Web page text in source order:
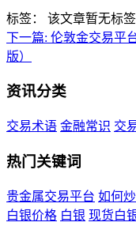
标签：
该文章暂无标签
下一篇: 伦敦金交易平
版）
资讯分类
交易术语 金融常识 交
热门关键词
贵金属交易平台 如何
白银价格 白银 现货白